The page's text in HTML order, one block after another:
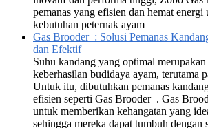
pemanas yang efisien dan hemat energi
kebutuhan peternak ayam
Gas Brooder : Solusi Pemanas
dan Efektif
Suhu kandang yang optimal
keberhasilan budidaya ayam, terutama
Untuk itu, dibutuhkan pemanas
efisien seperti Gas Brooder . Gas
untuk memberikan kehangatan yang
sehingga mereka dapat tumbuh dengan